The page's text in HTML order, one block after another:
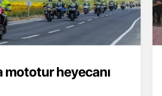
mototur heyecanı